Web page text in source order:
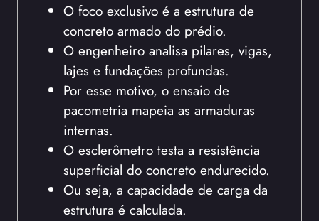
O foco exclusivo é a estrutura de
concreto armado do prédio.
O engenheiro analisa pilares, vigas,
lajes e fundações profundas.
Por esse motivo, o ensaio de
pacometria mapeia as armaduras
internas.
O esclerômetro testa a resistência
superficial do concreto endurecido.
Ou seja, a capacidade de carga da
estrutura é calculada.